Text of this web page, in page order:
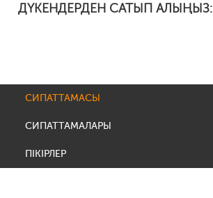
ДҮКЕНДЕРДЕН САТЫП АЛЫҢЫЗ:
СИПАТТАМАСЫ
СИПАТТАМАЛАРЫ
ПІКІРЛЕР